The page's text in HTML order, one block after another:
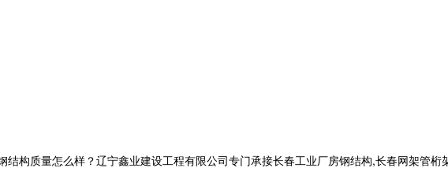
构质量怎么样？辽宁鑫业建设工程有限公司专门承接长春工业厂房钢结构,长春网架管